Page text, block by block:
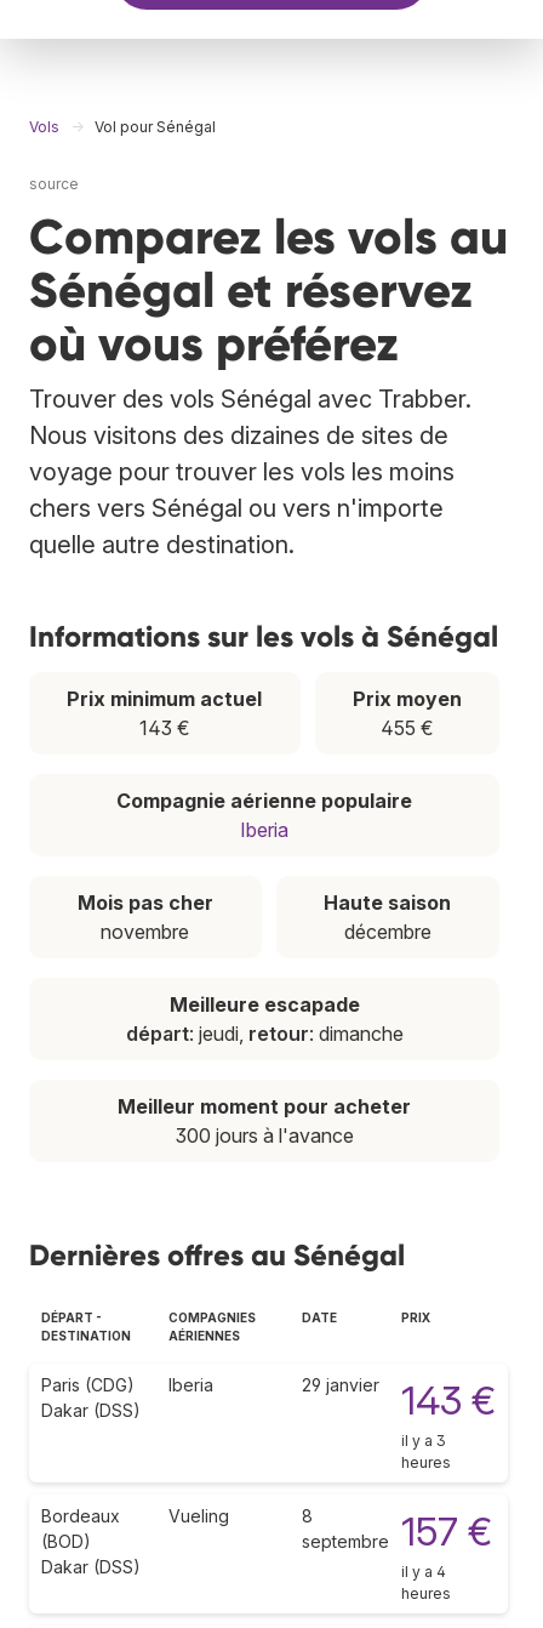
Vols Vol pour Sénégal
source
Comparez les vols au
Sénégal et réservez
où vous préférez
Trouver des vols Sénégal avec Trabber.
Nous visitons des dizaines de sites de
voyage pour trouver les vols les moins
chers vers Sénégal ou vers n'importe
quelle autre destination.
Informations sur les vols à Sénégal
Prix minimum actuel
143 €
Prix moyen
455 €
Compagnie aérienne populaire
Iberia
Mois pas cher
novembre
Haute saison
décembre
Meilleure escapade
départ: jeudi, retour: dimanche
Meilleur moment pour acheter
300 jours à l'avance
Dernières offres au Sénégal
DÉPART -
DESTINATION
COMPAGNIES
AÉRIENNES
DATE PRIX
Paris (CDG)
Dakar (DSS)
Iberia 29 janvier 143 €
il y a 3
heures
Bordeaux
(BOD)
Dakar (DSS)
Vueling
8
septembre
157 €
il y a 4
heures